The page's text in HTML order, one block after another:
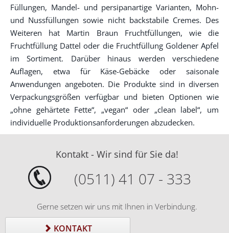
Füllungen, Mandel- und persipanartige Varianten, Mohn-
und Nussfüllungen sowie nicht backstabile Cremes. Des
Weiteren hat Martin Braun Fruchtfüllungen, wie die
Fruchtfüllung Dattel oder die Fruchtfüllung Goldener Apfel
im Sortiment. Darüber hinaus werden verschiedene
Auflagen, etwa für Käse-Gebäcke oder saisonale
Anwendungen angeboten. Die Produkte sind in diversen
Verpackungsgrößen verfügbar und bieten Optionen wie
„ohne gehärtete Fette“, „vegan“ oder „clean label“, um
individuelle Produktionsanforderungen abzudecken.
Kontakt - Wir sind für Sie da!
(0511) 41 07 - 333
Gerne setzen wir uns mit Ihnen in Verbindung.
KONTAKT